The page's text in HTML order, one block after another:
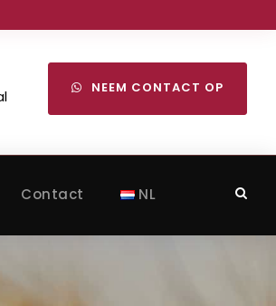
NEEM CONTACT OP
Contact NL